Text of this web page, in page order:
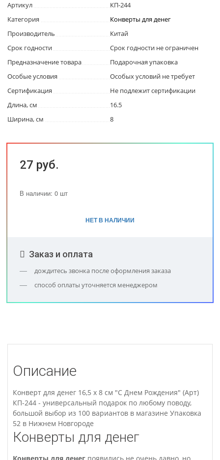
Артикул
КП-244
Категория
Конверты для денег
Производитель
Китай
Срок годности
Срок годности не ограничен
Предназначение товара
Подарочная упаковка
Особые условия
Особых условий не требует
Сертификация
Не подлежит сертификации
Длина, см
16.5
Ширина, см
8
27 руб.
В наличии: 0 шт
НЕТ В НАЛИЧИИ
Заказ и оплата
дождитесь звонка после оформления заказа
способ оплаты уточняется менеджером
Описание
Конверт для денег 16,5 х 8 см "С Днем Рождения" (Арт)
КП-244 - универсальный подарок по любому поводу,
большой выбор из 100 вариантов в магазине Упаковка
52 в Нижнем Новгороде
Конверты для денег